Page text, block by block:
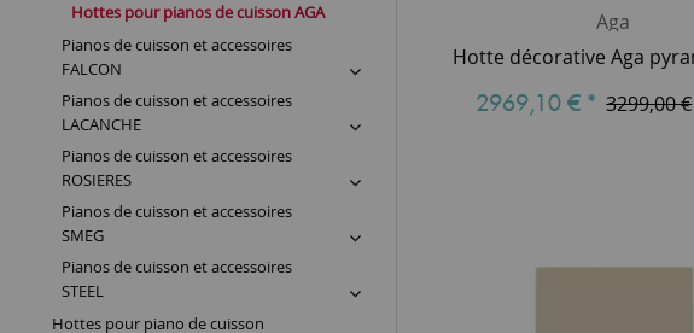
Hottes pour pianos de cuisson AGA
Pianos de cuisson et accessoires
FALCON
Pianos de cuisson et accessoires
LACANCHE
Pianos de cuisson et accessoires
ROSIERES
Pianos de cuisson et accessoires
SMEG
Pianos de cuisson et accessoires
STEEL
Hottes pour piano de cuisson
Aga
2969,10 € * 3299,00 €